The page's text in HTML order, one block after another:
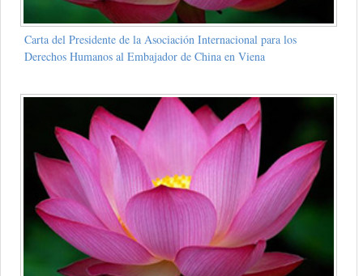
Carta del Presidente de la Asociación Internacional para los
Derechos Humanos al Embajador de China en Viena